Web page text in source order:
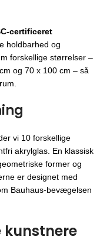
certificeret
holdbarhed og
forskellige størrelser –
og 70 x 100 cm – så
vi 10 forskellige
akrylglas. En klassisk
former og
er designet med
Bauhaus-bevægelsen
kunstnere